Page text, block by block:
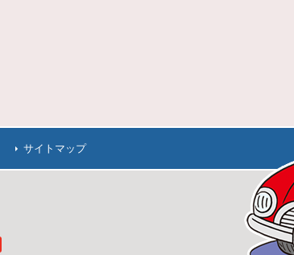
サイトマップ